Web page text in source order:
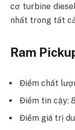
cơ turbine
nhất trong tất
Ram
Điểm chất
Điểm tin cậy:
Điểm giá trị